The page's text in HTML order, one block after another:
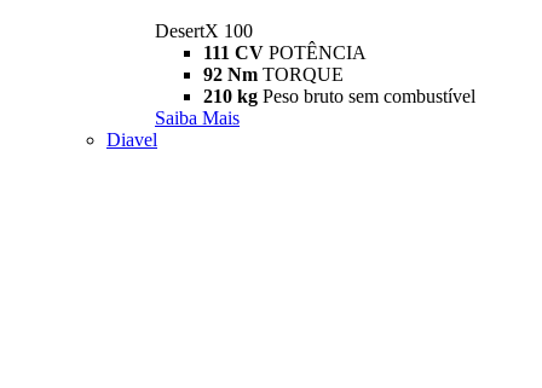
DesertX 100
111 CV POTÊNCIA
92 Nm TORQUE
210 kg Peso bruto sem combustível
Saiba Mais
Diavel